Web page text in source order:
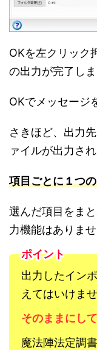
OKを左クリック
の出力が完了し
OKでメッセージ
さきほど、出力
ァイルが出力さ
項目ごとに１つ
選んだ項目をま
力機能はありませ
ポイント
出力したイン
えてはいけませ
そのままにし
魔法陣法定調